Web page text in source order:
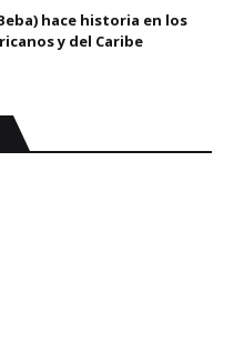
hace historia en los
y del Caribe